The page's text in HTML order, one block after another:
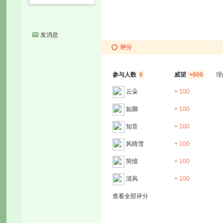
发消息
评分
参与人数 6 威望 +600
云朵 + 100
如胭 + 100
知音 + 100
风晴雪 + 100
简憶 + 100
清风 + 100
查看全部评分